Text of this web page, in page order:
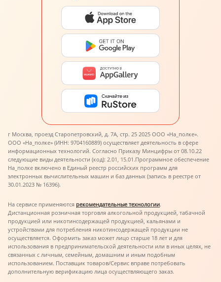
г Москва, проезд Старопетровский, д. 7А, стр. 25 2025 ООО «На_полке».
ООО «На_полке» (ИНН: 9704160889) осуществляет деятельность в сфере
информационных технологий. Согласно Приказу Минцифры от 08.10.22
следующие виды деятельности (код): 2.01, 15.01.Программное обеспечение
На_полке включено в Единый реестр российских программ для
электронных вычислительных машин и баз данных (запись в реестре от
30.01.2023 № 16396).
На сервисе применяются рекомендательные технологии.
Дистанционная розничная торговля алкогольной продукцией, табачной
продукцией или никотинсодержащей продукцией, кальянами и
устройствами для потребления никотинсодержащей продукции не
осуществляется. Оформить заказ может лицо старше 18 лет и для
использования в предпринимательской деятельности или в иных целях, не
связанных с личным, семейным, домашним и иным подобным
использованием. Поставщик товаров/Сервис вправе потребовать
дополнительную верификацию лица осуществляющего заказ.